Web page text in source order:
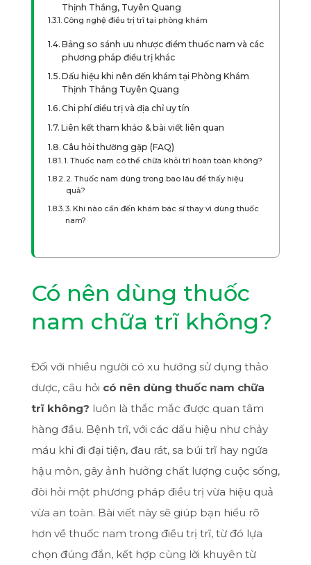
Thịnh Thắng, Tuyên Quang
Công nghệ điều trị trĩ tại phòng khám
Bảng so sánh ưu nhược điểm thuốc nam và các
phương pháp điều trị khác
Dấu hiệu khi nên đến khám tại Phòng Khám
Thịnh Thắng Tuyên Quang
Chi phí điều trị và địa chỉ uy tín
Liên kết tham khảo & bài viết liên quan
Câu hỏi thường gặp (FAQ)
1. Thuốc nam có thể chữa khỏi trĩ hoàn toàn không?
2. Thuốc nam dùng trong bao lâu để thấy hiệu
quả?
3. Khi nào cần đến khám bác sĩ thay vì dùng thuốc
nam?
Có nên dùng thuốc
nam chữa trĩ không?
Đối với nhiều người có xu hướng sử dụng thảo
dược, câu hỏi có nên dùng thuốc nam chữa
trĩ không? luôn là thắc mắc được quan tâm
hàng đầu. Bệnh trĩ, với các dấu hiệu như chảy
máu khi đi đại tiện, đau rát, sa búi trĩ hay ngứa
hậu môn, gây ảnh hưởng chất lượng cuộc sống,
đòi hỏi một phương pháp điều trị vừa hiệu quả
vừa an toàn. Bài viết này sẽ giúp bạn hiểu rõ
hơn về thuốc nam trong điều trị trĩ, từ đó lựa
chọn đúng đắn, kết hợp cùng lời khuyên từ